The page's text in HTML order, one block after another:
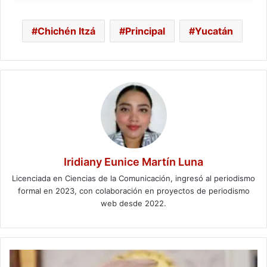
Chichén Itzá Principal Yucatán
Iridiany Eunice Martín Luna
Licenciada en Ciencias de la Comunicación, ingresó al periodismo
formal en 2023, con colaboración en proyectos de periodismo
web desde 2022.